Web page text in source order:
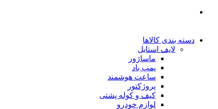
دسته بندی کالاها
لایف استایل
ماساژور
پمپ باد
ساعت هوشمند
پروژکتور
کیف و کوله پشتی
لوازم خودرو